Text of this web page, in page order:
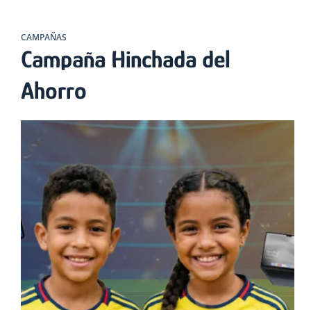
CAMPAÑAS
Campaña Hinchada del
Ahorro